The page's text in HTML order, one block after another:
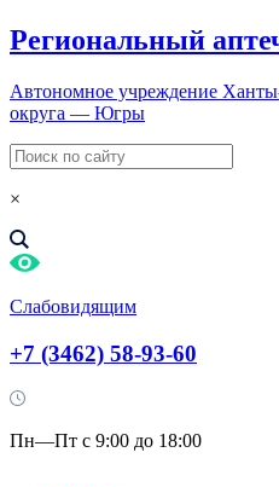
Региональный
Автономное учреждение
округа — Югры
×
Слабовидящим
+7 (3462) 58-93-60
Пн—Пт с 9:00 до 18:00